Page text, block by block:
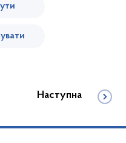
Наступна